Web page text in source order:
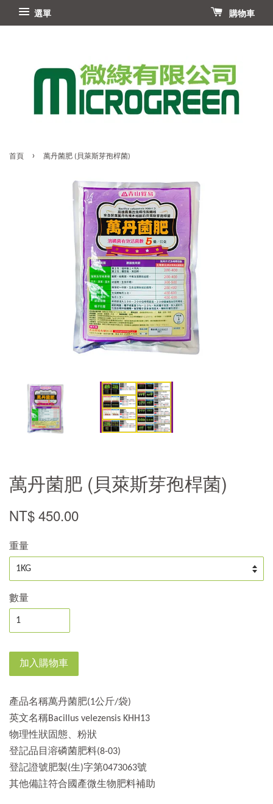
選單 購物車
首頁 › 萬丹菌肥 (貝萊斯芽孢桿菌)
萬丹菌肥 (貝萊斯芽孢桿菌)
NT$ 450.00
重量
數量
加入購物車
產品名稱萬丹菌肥(1公斤/袋)
英文名稱Bacillus velezensis KHH13
物理性狀固態、粉狀
登記品目溶磷菌肥料(8-03)
登記證號肥製(生)字第0473063號
其他備註符合國產微生物肥料補助